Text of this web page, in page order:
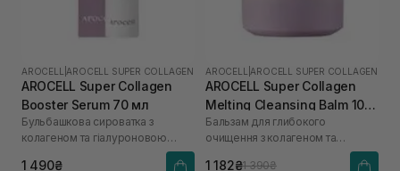
AROCELL AROCELL SUPER COLLAGEN
AROCELL Super Collagen
Booster Serum 70 мл
Бульбашкова сироватка з
колагеном та гіалуроновою
1 490₴
AROCELL AROCELL SUPER COLLAGEN
AROCELL Super Collagen
Melting Cleansing Balm 100
г
Бальзам для глибокого
очищення з колагеном та
1 182₴1 390₴